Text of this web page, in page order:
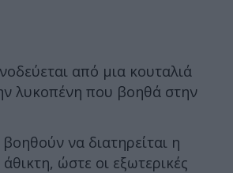
από μια κουταλιά
λυκοπένη που βοηθά στην
να διατηρείται η
ώστε οι εξωτερικές